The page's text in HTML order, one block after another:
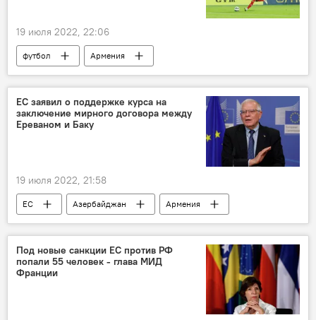
19 июля 2022, 22:06
футбол
Армения
Новости Армения
ЕС заявил о поддержке курса на
заключение мирного договора между
Ереваном и Баку
19 июля 2022, 21:58
ЕС Азербайджан
Армения
энергетика
Под новые санкции ЕС против РФ
попали 55 человек - глава МИД
Франции